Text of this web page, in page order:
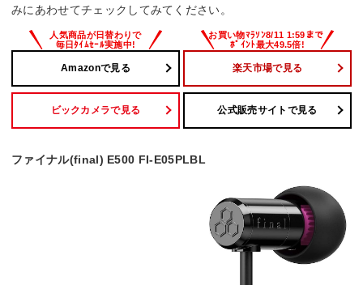
みにあわせてチェックしてみてください。
Amazonで見る 楽天市場で見る
ビックカメラで見る 公式販売サイトで見る
ファイナル(final) E500 FI-E05PLBL